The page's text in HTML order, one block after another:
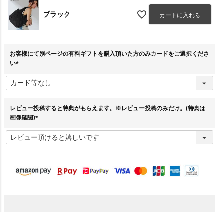
ブラック カートに入れる
お客様にて別ページの有料ギフトを購入頂いた方のみカードをご選択くださ
い
必
須
レビュー投稿すると特典がもらえます。※レビュー投稿のみだけ。(特典は
画像確認)
必
須